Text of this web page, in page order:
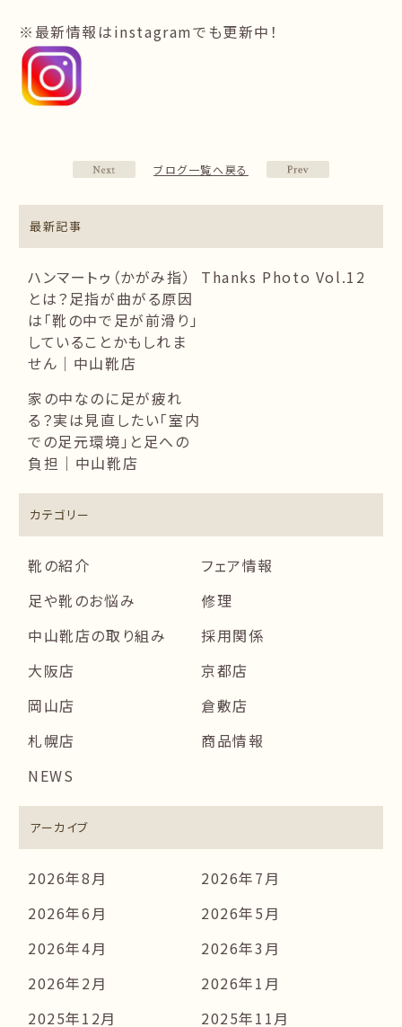
※最新情報はinstagramでも更新中！
ブログ一覧へ戻る
最新記事
ハンマートゥ（かがみ指）
とは？足指が曲がる原因
は「靴の中で足が前滑り」
していることかもしれま
せん｜中山靴店
Thanks Photo Vol.12
家の中なのに足が疲れ
る？実は見直したい「室内
での足元環境」と足への
負担｜中山靴店
カテゴリー
靴の紹介
フェア情報
足や靴のお悩み
修理
中山靴店の取り組み
採用関係
大阪店
京都店
岡山店
倉敷店
札幌店
商品情報
NEWS
アーカイブ
2026年8月
2026年7月
2026年6月
2026年5月
2026年4月
2026年3月
2026年2月
2026年1月
2025年12月
2025年11月